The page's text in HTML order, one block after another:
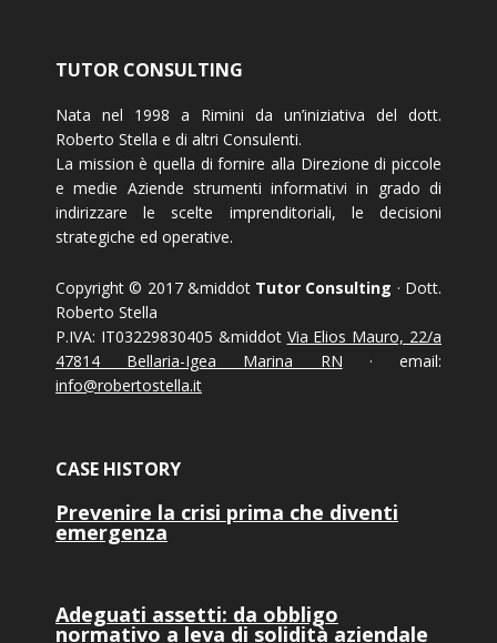
TUTOR CONSULTING
Nata nel 1998 a Rimini da un’iniziativa del dott.
Roberto Stella e di altri Consulenti.
La mission è quella di fornire alla Direzione di piccole
e medie Aziende strumenti informativi in grado di
indirizzare le scelte imprenditoriali, le decisioni
strategiche ed operative.
Copyright © 2017 &middot Tutor Consulting · Dott.
Roberto Stella
P.IVA: IT03229830405 &middot Via Elios Mauro, 22/a
47814 Bellaria-Igea Marina RN · email:
info@robertostella.it
CASE HISTORY
Prevenire la crisi prima che diventi
emergenza
Adeguati assetti: da obbligo
normativo a leva di solidità aziendale